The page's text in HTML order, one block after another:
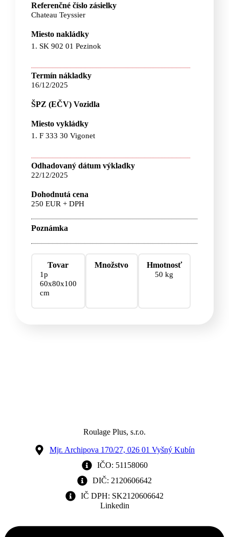
Referenčné číslo zásielky
Chateau Teyssier
Miesto nakládky
1. SK 902 01 Pezinok
Termín nákladky
16/12/2025
ŠPZ (EČV) Vozidla
Miesto vykládky
1. F 333 30 Vigonet
Odhadovaný dátum výkladky
22/12/2025
Dohodnutá cena
250 EUR + DPH
Poznámka
Tovar
1p
60x80x100
cm
Množstvo Hmotnosť
50 kg
Roulage Plus, s.r.o.
Mjr. Archipova 170/27, 026 01 Vyšný Kubín
IČO: 51158060
DIČ: 2120606642
IČ DPH: SK2120606642
Linkedin